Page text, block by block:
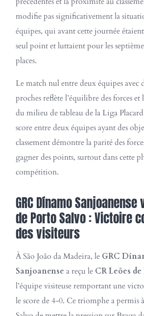
modifie pas significativement la
équipes, qui avant cette journée
seul point et luttaient pour les
places.
Le match nul entre deux équipes avec
proches reflète l’équilibre des forces
du milieu de tableau de la Liga
score entre deux équipes ayant des
classement démontre la parité des
gagner des points, surtout dans cette
compétition.
GRC Dínamo Sanjoanense
de Porto Salvo : Victoire
des visiteurs
À São João da Madeira, le GRC
Sanjoanense a reçu le CR Leões
l’équipe visiteuse remportant une
le score de 4-0. Ce triomphe a permis